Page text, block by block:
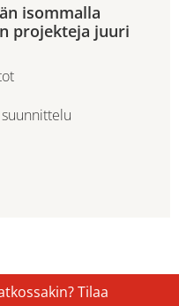
isommalla
projekteja juuri
Tilaa